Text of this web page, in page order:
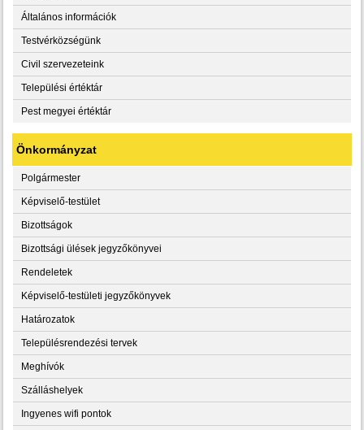
Általános információk
Testvérközségünk
Civil szervezeteink
Települési értéktár
Pest megyei értéktár
Önkormányzat
Polgármester
Képviselő-testület
Bizottságok
Bizottsági ülések jegyzőkönyvei
Rendeletek
Képviselő-testületi jegyzőkönyvek
Határozatok
Településrendezési tervek
Meghívók
Szálláshelyek
Ingyenes wifi pontok